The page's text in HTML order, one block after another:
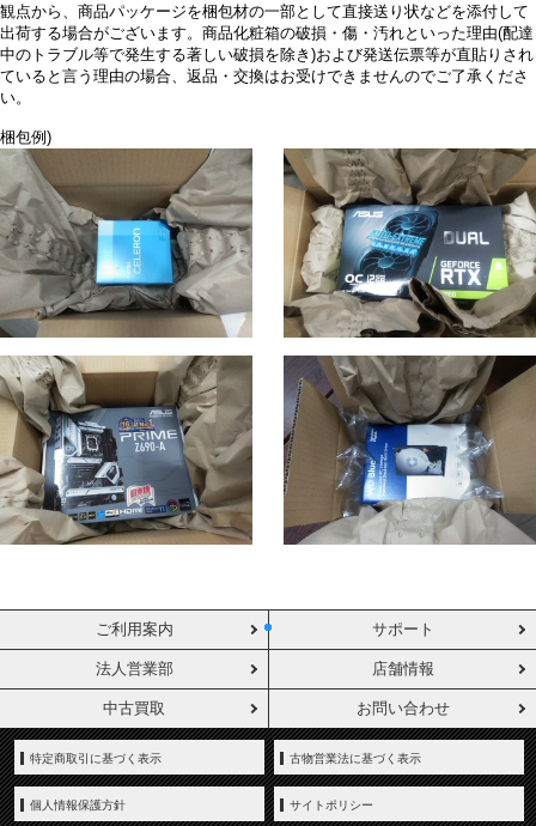
観点から、商品パッケージを梱包材の一部として直接送り状などを添付して
出荷する場合がございます。商品化粧箱の破損・傷・汚れといった理由(配達
中のトラブル等で発生する著しい破損を除き)および発送伝票等が直貼りされ
ていると言う理由の場合、返品・交換はお受けできませんのでご了承くださ
い。
梱包例)
ご利用案内 サポート
法人営業部 店舗情報
中古買取 お問い合わせ
特定商取引に基づく表示 古物営業法に基づく表示
個人情報保護方針 サイトポリシー